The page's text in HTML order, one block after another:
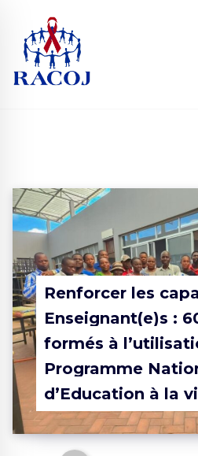
content
Renforcer les
Enseignant(e)s :
formés à
Programme
d’Education à la